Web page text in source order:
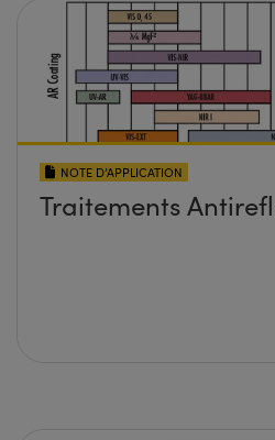
NOTE D’APPLICATION
Traitements